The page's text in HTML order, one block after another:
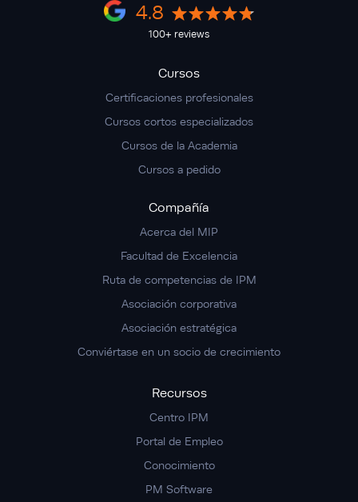
4.8
100+ reviews
Cursos
Certificaciones profesionales
Cursos cortos especializados
Cursos de la Academia
Cursos a pedido
Compañía
Acerca del MIP
Facultad de Excelencia
Ruta de competencias de IPM
Asociación corporativa
Asociación estratégica
Conviértase en un socio de crecimiento
Recursos
Centro IPM
Portal de Empleo
Conocimiento
PM Software